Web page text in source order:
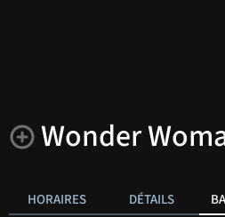
Wonder
HORAIRES DÉTAILS